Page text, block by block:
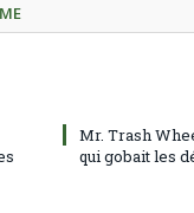
Mr. Trash
qui gobait les